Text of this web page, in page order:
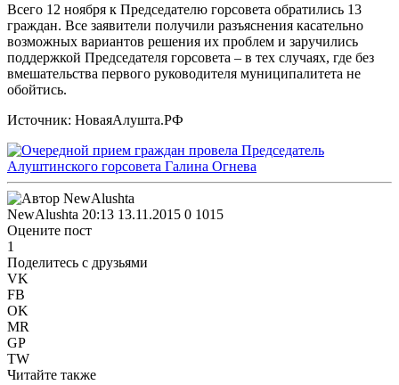
Всего 12 ноября к Председателю горсовета обратились 13
граждан. Все заявители получили разъяснения касательно
возможных вариантов решения их проблем и заручились
поддержкой Председателя горсовета – в тех случаях, где без
вмешательства первого руководителя муниципалитета не
обойтись.
Источник: НоваяАлушта.РФ
NewAlushta 20:13 13.11.2015 0 1015
Оцените пост
1
Поделитесь с друзьями
VK
FB
OK
MR
GP
TW
Читайте также